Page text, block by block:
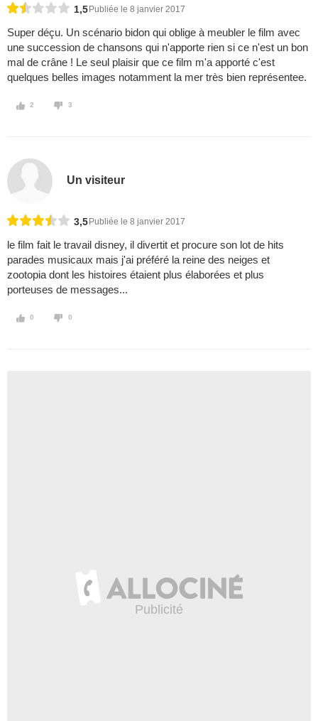
1,5 Publiée le 8 janvier 2017
Super déçu. Un scénario bidon qui oblige à meubler le film avec
une succession de chansons qui n'apporte rien si ce n'est un bon
mal de crâne ! Le seul plaisir que ce film m'a apporté c'est
quelques belles images notamment la mer très bien représentee.
2 3
Un visiteur
3,5 Publiée le 8 janvier 2017
le film fait le travail disney, il divertit et procure son lot de hits
parades musicaux mais j'ai préféré la reine des neiges et
zootopia dont les histoires étaient plus élaborées et plus
porteuses de messages...
0 0